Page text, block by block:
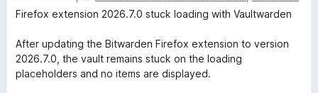
e
5
d
5
v
a
Firefox extension 2026.7.0 stuck loading with Vaultwarden
After updating the Bitwarden Firefox extension to version
2026.7.0, the vault remains stuck on the loading
placeholders and no items are displayed.